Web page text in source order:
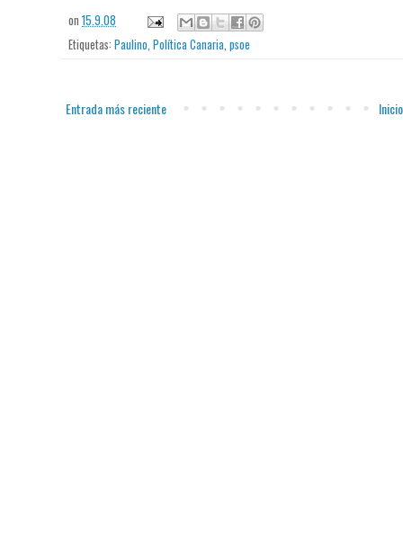
on15.9.08
Etiquetas:Paulino,Política Canaria,psoe
Entrada más reciente Inicio